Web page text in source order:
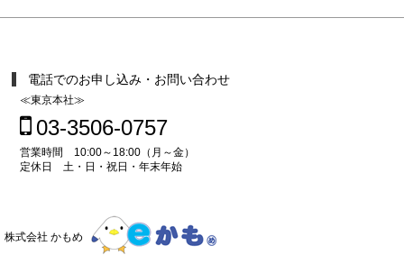
電話でのお申し込み・お問い合わせ
≪東京本社≫
03-3506-0757
営業時間 10:00～18:00（月～金）
定休日 土・日・祝日・年末年始
株式会社 かもめ